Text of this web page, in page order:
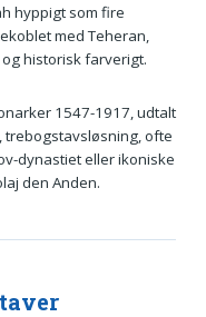
hyppigt som fire
med Teheran,
historisk farverigt.
1547-1917, udtalt
ofte
dynastiet eller ikoniske
den Anden.